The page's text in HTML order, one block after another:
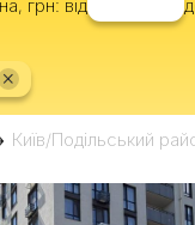
грн: від
×
Київ/Подільський